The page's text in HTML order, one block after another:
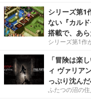
シリーズ第1
ない『カル
搭載で、あ
シリーズ第1作
「冒険は楽
ィ ヴァリア
っぷり沈ん
ふたつの沼の住